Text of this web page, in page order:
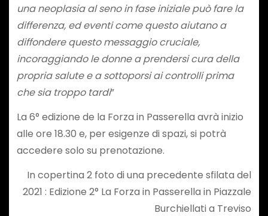
una neoplasia al seno in fase iniziale può fare la
differenza, ed eventi come questo aiutano a
diffondere questo messaggio cruciale,
incoraggiando le donne a prendersi cura della
propria salute e a sottoporsi ai controlli prima
che sia troppo tardi”
La 6° edizione de la Forza in Passerella avrà inizio
alle ore 18.30 e, per esigenze di spazi, si potrà
accedere solo su prenotazione.
In copertina 2 foto di una precedente sfilata del
2021 : Edizione 2° La Forza in Passerella in Piazzale
Burchiellati a Treviso